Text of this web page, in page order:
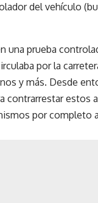
del vehículo
una prueba
por la
y más. Desde
estos
por completo